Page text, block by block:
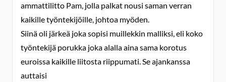
ammattilitto Pam, jolla palkat nousi saman verran
kaikille työntekijöille, johtoa myöden.
Siinä oli järkeä joka sopisi muillekkin malliksi, eli koko
työntekijä porukka joka alalla aina sama korotus
euroissa kaikille liitosta riippumati. Se ajankanssa
auttaisi